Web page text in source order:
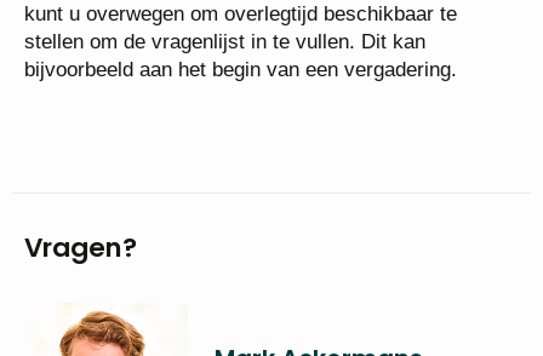
kunt u overwegen om overlegtijd beschikbaar te
stellen om de vragenlijst in te vullen. Dit kan
bijvoorbeeld aan het begin van een vergadering.
Vragen?